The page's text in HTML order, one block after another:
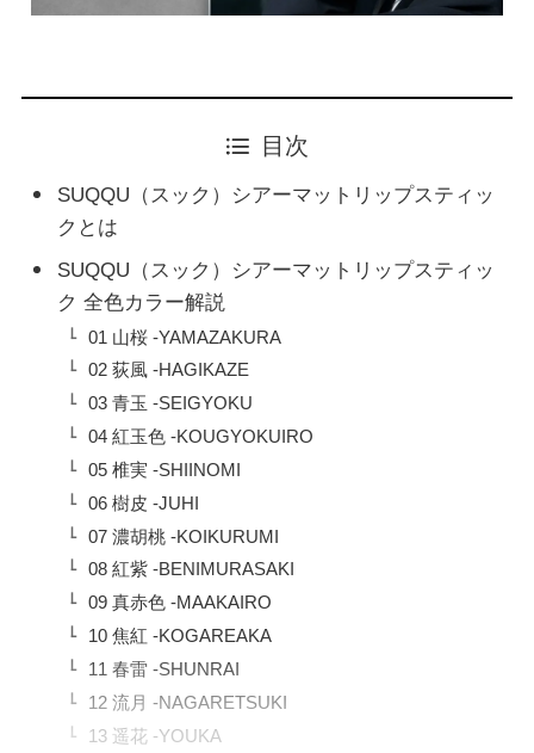
目次
SUQQU（スック）シアーマットリップスティッ
クとは
SUQQU（スック）シアーマットリップスティッ
ク 全色カラー解説
01 山桜 -YAMAZAKURA
02 荻風 -HAGIKAZE
03 青玉 -SEIGYOKU
04 紅玉色 -KOUGYOKUIRO
05 椎実 -SHIINOMI
06 樹皮 -JUHI
07 濃胡桃 -KOIKURUMI
08 紅紫 -BENIMURASAKI
09 真赤色 -MAAKAIRO
10 焦紅 -KOGAREAKA
11 春雷 -SHUNRAI
12 流月 -NAGARETSUKI
13 遥花 -YOUKA